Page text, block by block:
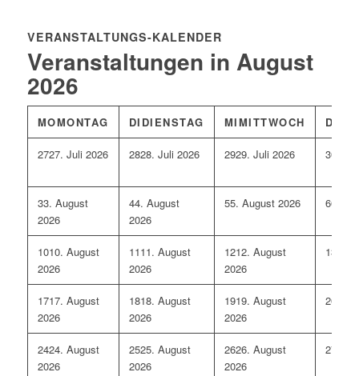
VERANSTALTUNGS-KALENDER
Veranstaltungen in August
2026
MOMONTAG DI DIENSTAG MIMITTWOCH DO
2727. Juli 2026 2828. Juli 2026 2929. Juli 2026 30
33. August
2026
44. August
2026
55. August 2026 66.
1010. August
2026
1111. August
2026
1212. August
2026
13
1717. August
2026
1818. August
2026
1919. August
2026
20
2424. August
2026
2525. August
2026
2626. August
2026
27